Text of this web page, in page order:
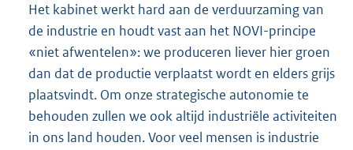
Het kabinet werkt hard aan de verduurzaming van
de industrie en houdt vast aan het NOVI-principe
«niet afwentelen»: we produceren liever hier groen
dan dat de productie verplaatst wordt en elders grijs
plaatsvindt. Om onze strategische autonomie te
behouden zullen we ook altijd industriële activiteiten
in ons land houden. Voor veel mensen is industrie